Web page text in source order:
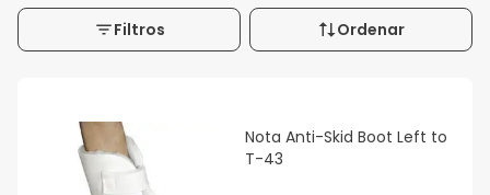
Filtros Ordenar
Nota Anti-Skid Boot Left to
T-43